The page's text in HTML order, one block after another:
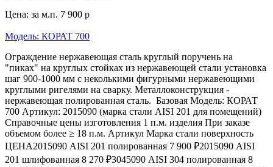
Цена: за м.п. 7 900 р
Модель: КОРАТ 700
Ограждение нержавеющая сталь круглый поручень на
"пиках" на круглых стойках из нержавеющей стали установка
шаг 900-1000 мм с неколькими фигурными нержавеющими
круглыми ригелями на сварку. Металлоконструкция -
нержавеющая полированная сталь. Базовая Модель: КОРАТ
700 Артикул: 2015090 (марка стали AISI 201 для помещений)
Справочные цены изготовления 1 п.м. изделия При заказе
объемом более ≥ 18 п.м. Артикул Марка стали поверхность
ЦЕНА2015090 AISI 201 полированная 7 900 ₽2015090 AISI
201 шлифованная 8 270 ₽3045090 AISI 304 полированная 8